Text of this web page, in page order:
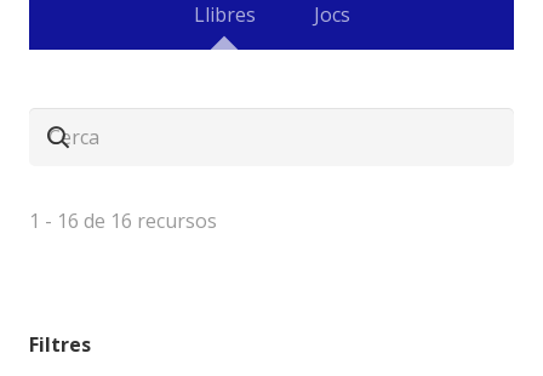
Llibres Jocs
1 - 16 de 16 recursos
Filtres